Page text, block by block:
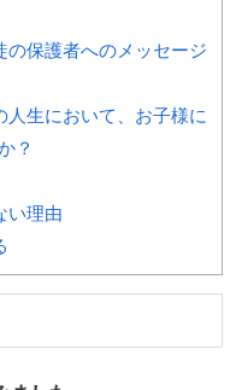
保護者へのメッセージ
生において、お子様に
？
い理由